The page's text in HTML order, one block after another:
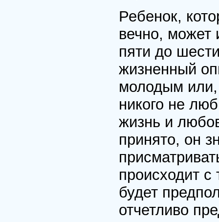
Ребенок,
вечно, может
пяти до
жизненный
молодым или,
никого не
жизнь и
принято, он
происходит
будет
отчетливо